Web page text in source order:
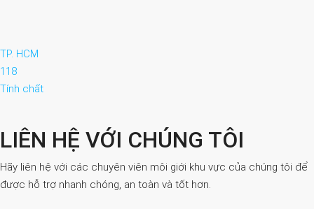
TP. HCM
118
Tính chất
LIÊN HỆ VỚI CHÚNG TÔI
Hãy liên hệ với các chuyên viên môi giới khu vực của chúng tôi để
được hỗ trợ nhanh chóng, an toàn và tốt hơn.